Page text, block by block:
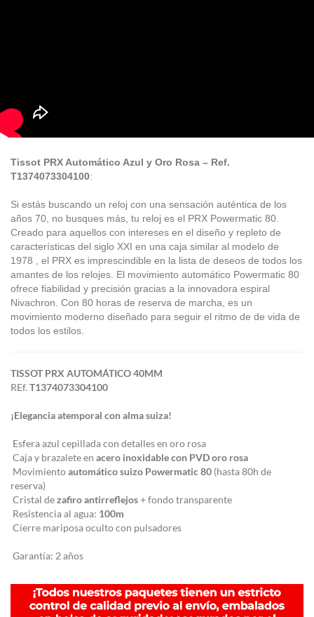
Tissot PRX Automático Azul y Oro Rosa – Ref.
T1374073304100:
Si estás buscando un reloj con una sensación auténtica de los
años 70, no busques más, tu reloj es el PRX Powermatic 80.
Creado para aquellos con intereses en el diseño y repleto de
características del siglo XXI en una caja similar al modelo de
1978 , el PRX es imprescindible en la lista de deseos de todos los
amantes de los relojes. El movimiento automático Powermatic 80
ofrece fiabilidad y precisión gracias a la innovadora espiral
Nivachron. Con 80 horas de reserva de marcha, es un
movimiento moderno diseñado para seguir el ritmo de de vida de
todos los estilos.
TISSOT PRX AUTOMÁTICO 40MM
REf. T1374073304100
¡Elegancia atemporal con alma suiza!
Esfera azul cepillada con detalles en oro rosa
Caja y brazalete en acero inoxidable con PVD oro rosa
Movimientoautomático suizo Powermatic 80 (hasta 80h de
reserva)
Cristal dezafiro antirreflejos+ fondo transparente
Resistencia al agua: 100m
Cierre mariposa oculto con pulsadores
Garantía: 2 años